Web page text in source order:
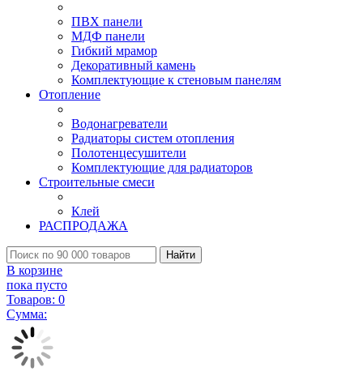
ПВХ панели
МДФ панели
Гибкий мрамор
Декоративный камень
Комплектующие к стеновым панелям
Отопление
Водонагреватели
Радиаторы систем отопления
Полотенцесушители
Комплектующие для радиаторов
Строительные смеси
Клей
РАСПРОДАЖА
Найти
В корзине
пока пусто
Товаров: 0
Сумма: